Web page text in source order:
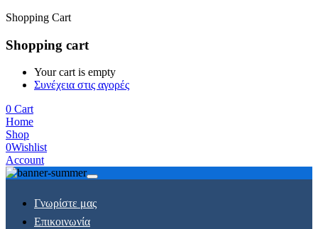
Shopping Cart
Shopping cart
Your cart is empty
Συνέχεια στις αγορές
0 Cart
Home
Shop
0Wishlist
Account
Γνωρίστε μας
Επικοινωνία